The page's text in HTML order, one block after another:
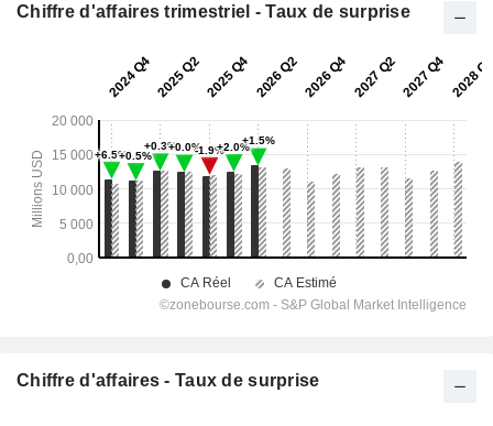
Chiffre d'affaires trimestriel - Taux de surprise
Chiffre d'affaires - Taux de surprise